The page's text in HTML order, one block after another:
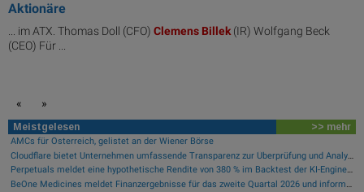
Aktionäre
... im ATX. Thomas Doll (CFO) Clemens Billek(IR) Wolfgang Beck
(CEO) Für ...
« »
Meistgelesen >> mehr
AMCs für Österreich, gelistet an der Wiener Börse
Cloudflare bietet Unternehmen umfassende Transparenz zur Überprüfung und Analyse des KI-Einsatzes
Perpetuals meldet eine hypothetische Rendite von 380 % im Backtest der KI-Engine, die die risikofreie Handelsplattform „UpsideOnly“ antreibt
BeOne Medicines meldet Finanzergebnisse für das zweite Quartal 2026 und informiert über aktuelle Geschäftsentwicklungen